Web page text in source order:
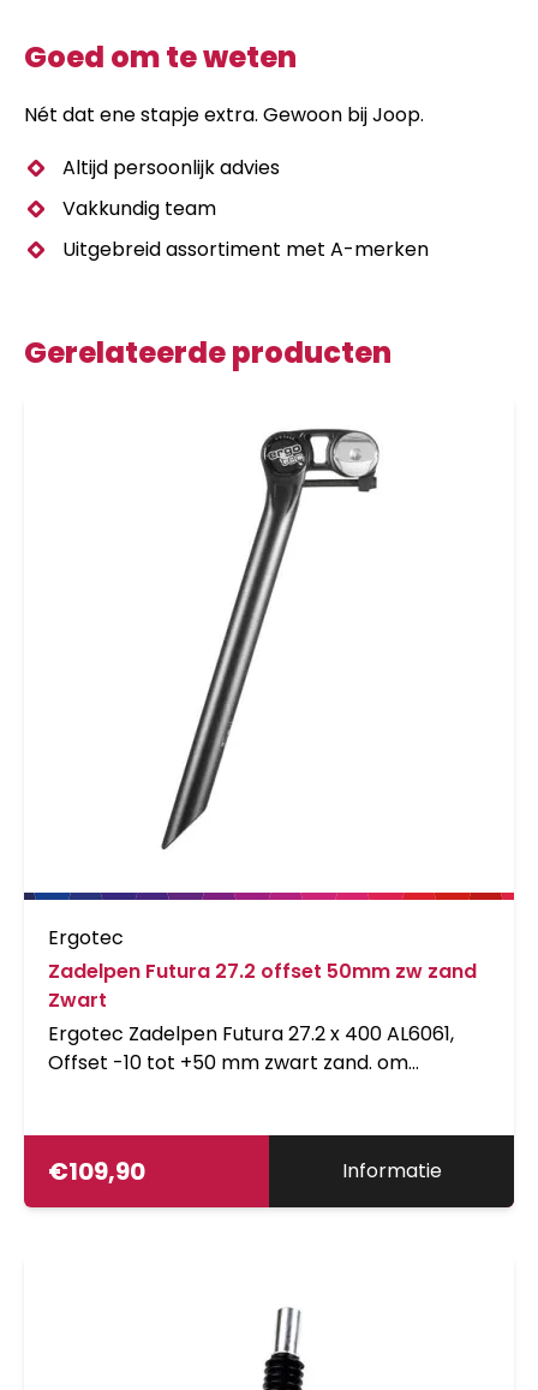
Goed om te weten
Nét dat ene stapje extra. Gewoon bij Joop.
Altijd persoonlijk advies
Vakkundig team
Uitgebreid assortiment met A-merken
Gerelateerde producten
Ergotec
Zadelpen Futura 27.2 offset 50mm zw zand
Zwart
Ergotec Zadelpen Futura 27.2 x 400 AL6061,
Offset -10 tot +50 mm zwart zand. om
€109,90 Informatie